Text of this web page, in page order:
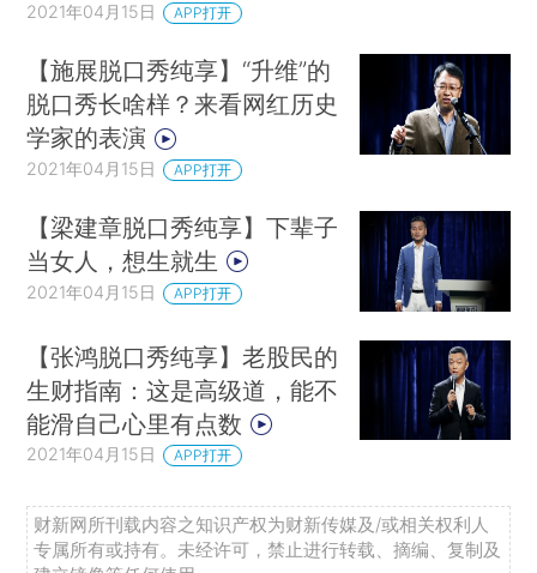
2021年04月15日 APP打开
【施展脱口秀纯享】“升维”的
脱口秀长啥样？来看网红历史
学家的表演
2021年04月15日 APP打开
【梁建章脱口秀纯享】下辈子
当女人，想生就生
2021年04月15日 APP打开
【张鸿脱口秀纯享】老股民的
生财指南：这是高级道，能不
能滑自己心里有点数
2021年04月15日 APP打开
财新网所刊载内容之知识产权为财新传媒及/或相关权利人
专属所有或持有。未经许可，禁止进行转载、摘编、复制及